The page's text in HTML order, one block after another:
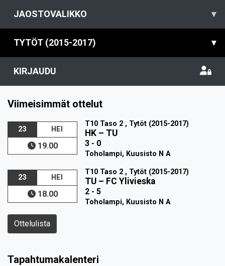
JAOSTOVALIKKO ▾
TYTÖT (2015-2017) ▾
KIRJAUDU
Viimeisimmät ottelut
23 HEI
19.00
T10 Taso 2 , Tytöt (2015-2017)
HK – TU
3 - 0
Toholampi, Kuusisto N A
23 HEI
18.00
T10 Taso 2 , Tytöt (2015-2017)
TU – FC Ylivieska
2 - 5
Toholampi, Kuusisto N A
Ottelulista
Tapahtumakalenteri